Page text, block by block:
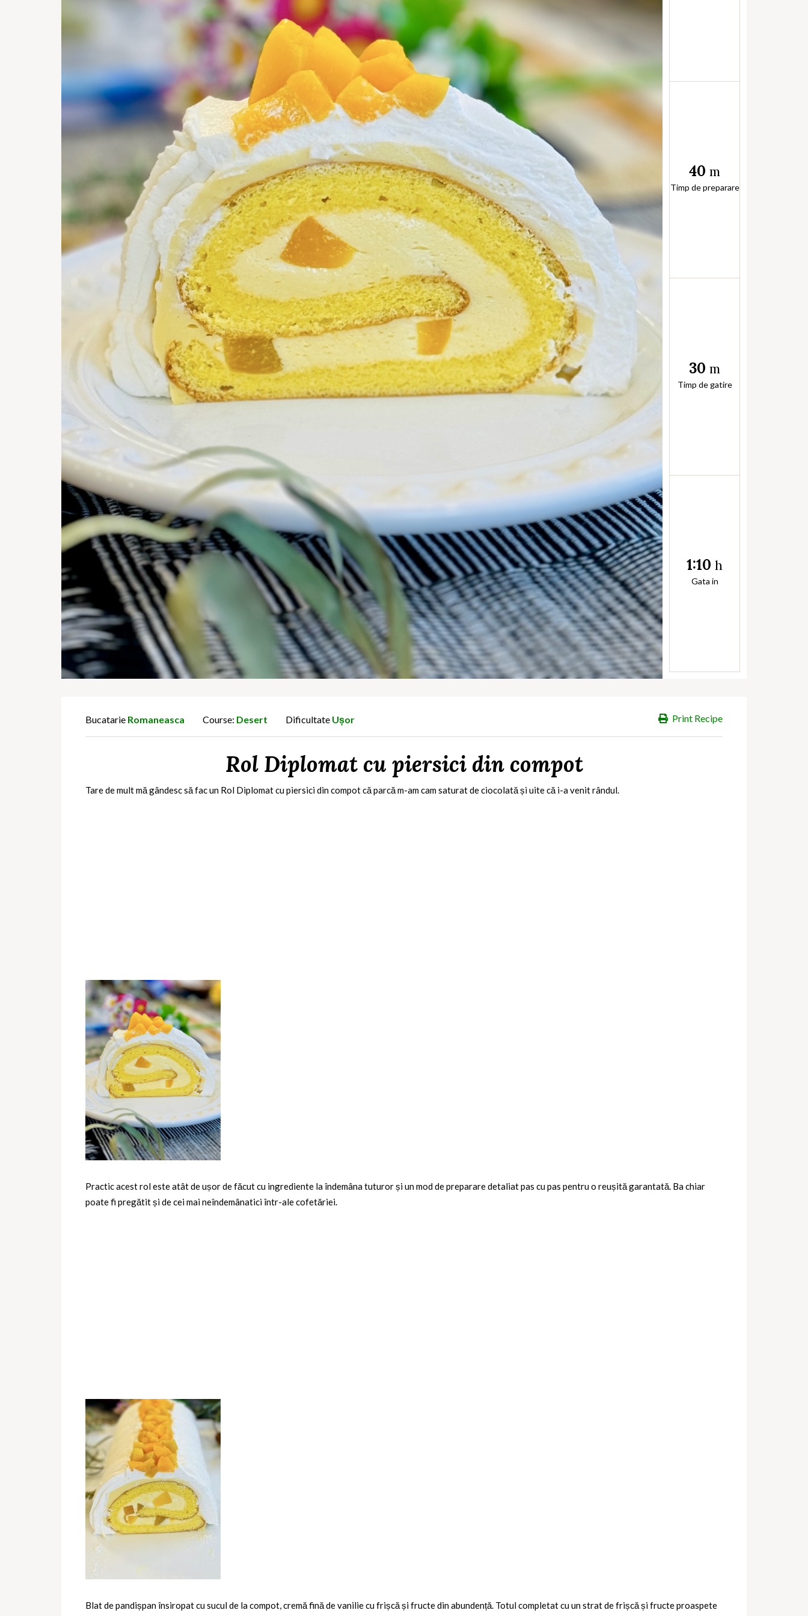
40 m
Timp de preparare
30 m
Timp de gatire
1:10 h
Gata in
Print Recipe
Bucatarie Romaneasca Course: Desert Dificultate Ușor
Rol Diplomat cu piersici din compot
Tare de mult mă gândesc să fac un Rol Diplomat cu piersici din compot că parcă m-am cam saturat de ciocolată și uite că i-a venit rândul.
Practic acest rol este atât de ușor de făcut cu ingrediente la îndemâna tuturor și un mod de preparare detaliat pas cu pas pentru o reușită garantată. Ba chiar
poate fi pregătit și de cei mai neîndemânatici într-ale cofetăriei.
Blat de pandișpan însiropat cu sucul de la compot, cremă fină de vanilie cu frișcă și fructe din abundență. Totul completat cu un strat de frișcă și fructe proaspete